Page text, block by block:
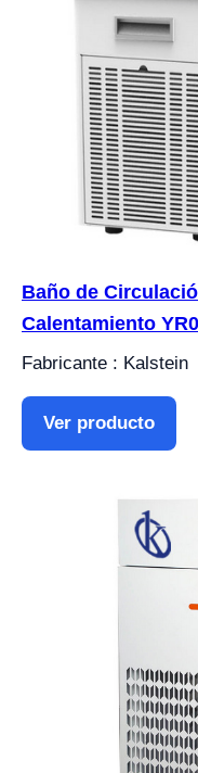
Baño de
Calentamiento
Fabricante : Kalstein
Ver producto